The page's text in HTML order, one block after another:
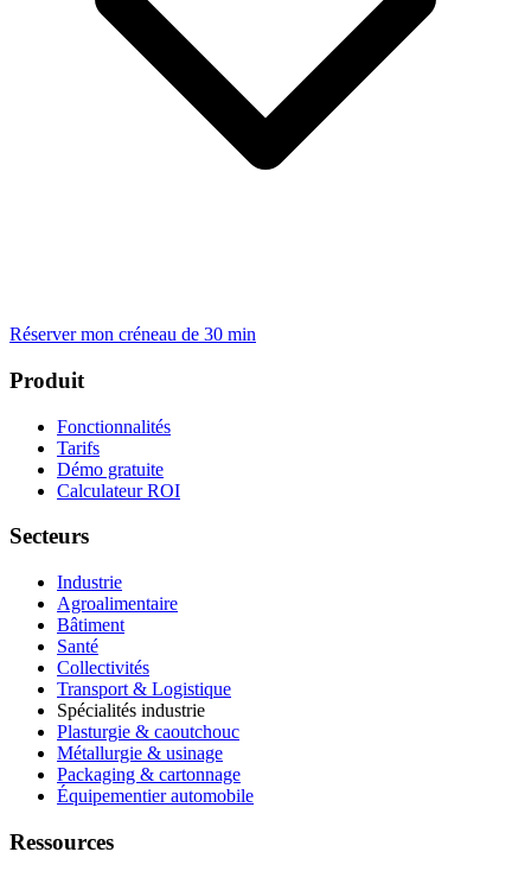
Réserver mon créneau de 30 min
Produit
Fonctionnalités
Tarifs
Démo gratuite
Calculateur ROI
Secteurs
Industrie
Agroalimentaire
Bâtiment
Santé
Collectivités
Transport & Logistique
Spécialités industrie
Plasturgie & caoutchouc
Métallurgie & usinage
Packaging & cartonnage
Équipementier automobile
Ressources